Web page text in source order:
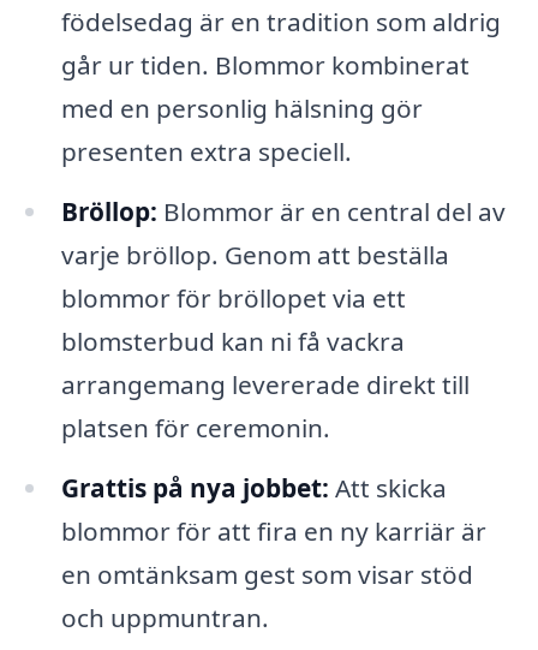
födelsedag är en tradition som aldrig
går ur tiden. Blommor kombinerat
med en personlig hälsning gör
presenten extra speciell.
Bröllop: Blommor är en central del av
varje bröllop. Genom att beställa
blommor för bröllopet via ett
blomsterbud kan ni få vackra
arrangemang levererade direkt till
platsen för ceremonin.
Grattis på nya jobbet: Att skicka
blommor för att fira en ny karriär är
en omtänksam gest som visar stöd
och uppmuntran.